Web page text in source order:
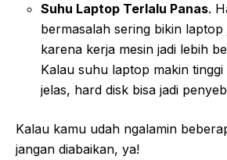
Suhu Laptop Terlalu Panas.
bermasalah sering bikin
karena kerja mesin jadi lebih
Kalau suhu laptop makin
jelas, hard disk bisa jadi
Kalau kamu udah ngalamin
jangan diabaikan, ya!